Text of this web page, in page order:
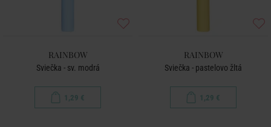
RAINBOW
Sviečka - sv. modrá
1,29 €
RAINBOW
Sviečka - pastelovo žltá
1,29 €